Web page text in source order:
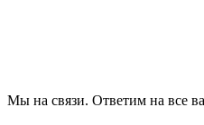
Мы на связи. Ответим на все